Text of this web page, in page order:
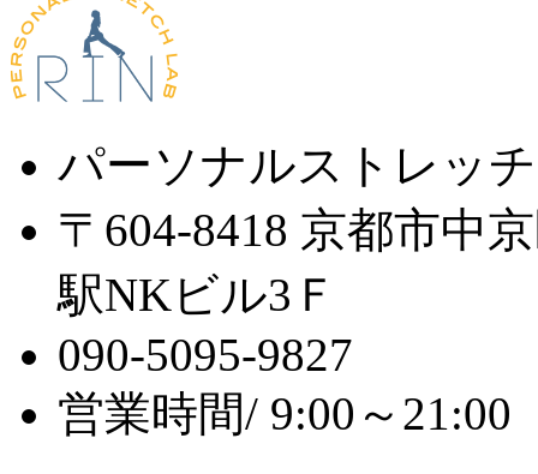
パーソナルストレッ
〒604-8418 京都市中
駅NKビル3Ｆ
090-5095-9827
営業時間/ 9:00～